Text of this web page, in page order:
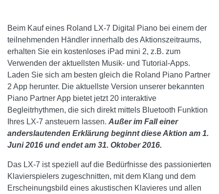
Beim Kauf eines Roland LX-7 Digital Piano bei einem der
teilnehmenden Händler innerhalb des Aktionszeitraums,
erhalten Sie ein kostenloses iPad mini 2, z.B. zum
Verwenden der aktuellsten Musik- und Tutorial-Apps.
Laden Sie sich am besten gleich die Roland Piano Partner
2 App herunter. Die aktuellste Version unserer bekannten
Piano Partner App bietet jetzt 20 interaktive
Begleitrhythmen, die sich direkt mittels Bluetooth Funktion
Ihres LX-7 ansteuern lassen. Außer im Fall einer
anderslautenden Erklärung beginnt diese Aktion am 1.
Juni 2016 und endet am 31. Oktober 2016.
Das LX-7 ist speziell auf die Bedürfnisse des passionierten
Klavierspielers zugeschnitten, mit dem Klang und dem
Erscheinungsbild eines akustischen Klavieres und allen